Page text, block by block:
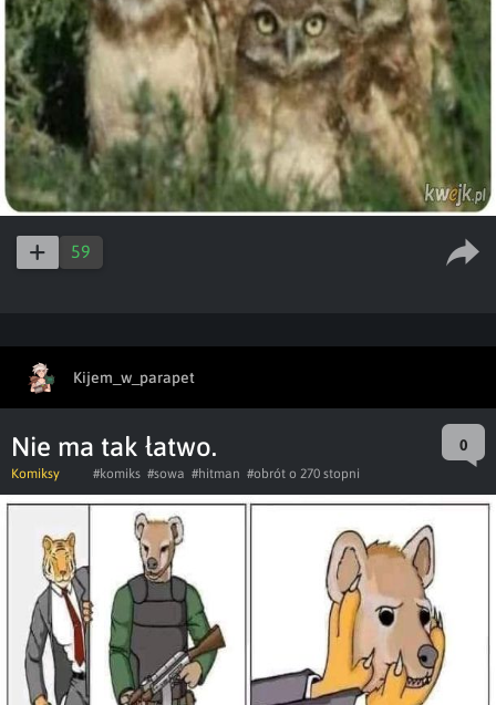
59
Kijem_w_parapet
Nie ma tak łatwo. 0
Komiksy #komiks #sowa #hitman #obrót o 270 stopni